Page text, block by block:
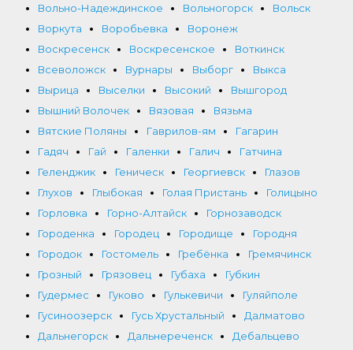
Вольно-Надеждинское
Вольногорск
Вольск
Воркута
Воробьевка
Воронеж
Воскресенск
Воскресенское
Воткинск
Всеволожск
Вурнары Выборг
Выкса
Вырица
Выселки Высокий
Вышгород
Вышний Волочек
Вязовая
Вязьма
Вятские Поляны
Гаврилов-ям
Гагарин
Гадяч
Гай Галенки Галич
Гатчина
Геленджик
Геническ Георгиевск
Глазов
Глухов
Глыбокая Голая Пристань
Голицыно
Горловка
Горно-Алтайск
Горнозаводск
Городенка
Городец Городище
Городня
Городок
Гостомель Гребёнка
Гремячинск
Грозный
Грязовец Губаха
Губкин
Гудермес
Гуково Гулькевичи
Гуляйполе
Гусиноозерск
Гусь Хрустальный
Далматово
Дальнегорск
Дальнереченск
Дебальцево